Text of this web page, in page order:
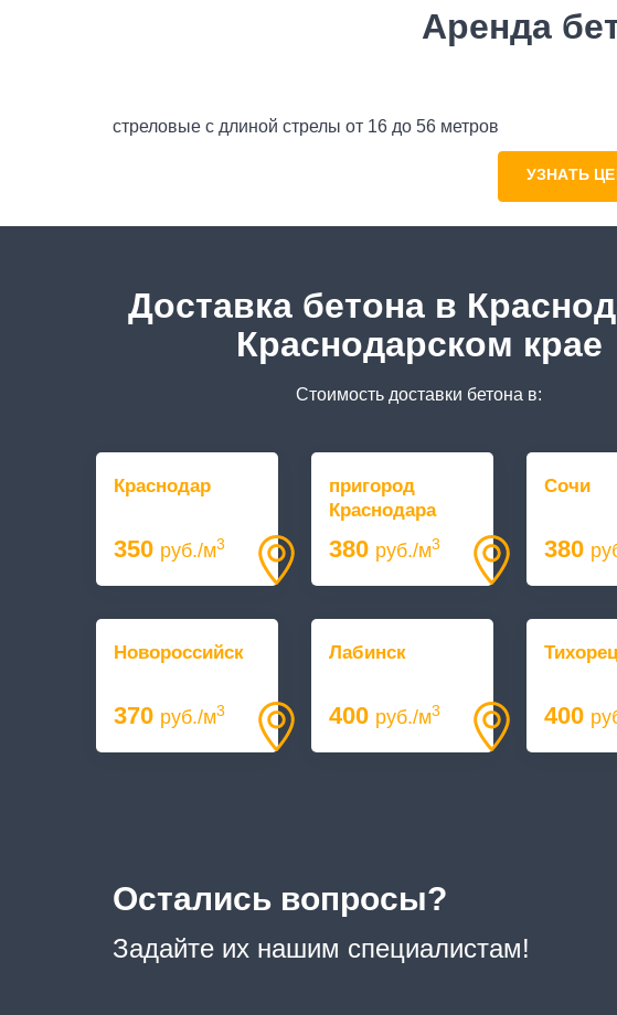
Аренда
стреловые с длиной стрелы от 16 до 56 метров
УЗНАТЬ
Доставка бетона в
Краснодарском крае
Стоимость доставки бетона в:
Краснодар
350 руб./м3
пригород
Краснодара
380 руб./м3
Сочи
380
Новороссийск
370 руб./м3
Лабинск
400 руб./м3 400
Остались вопросы?
Задайте их нашим специалистам!